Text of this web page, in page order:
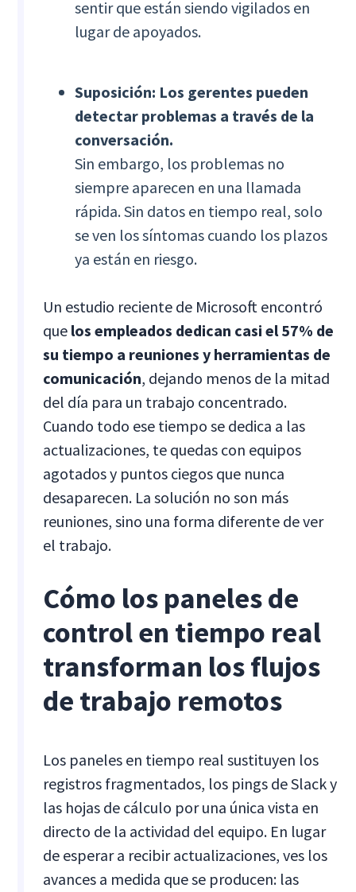
sentir que están siendo vigilados en
lugar de apoyados.
Suposición: Los gerentes pueden
detectar problemas a través de la
conversación.
Sin embargo, los problemas no
siempre aparecen en una llamada
rápida. Sin datos en tiempo real, solo
se ven los síntomas cuando los plazos
ya están en riesgo.
Un estudio reciente de Microsoft encontró
que los empleados dedican casi el 57% de
su tiempo a reuniones y herramientas de
comunicación, dejando menos de la mitad
del día para un trabajo concentrado.
Cuando todo ese tiempo se dedica a las
actualizaciones, te quedas con equipos
agotados y puntos ciegos que nunca
desaparecen. La solución no son más
reuniones, sino una forma diferente de ver
el trabajo.
Cómo los paneles de
control en tiempo real
transforman los flujos
de trabajo remotos
Los paneles en tiempo real sustituyen los
registros fragmentados, los pings de Slack y
las hojas de cálculo por una única vista en
directo de la actividad del equipo. En lugar
de esperar a recibir actualizaciones, ves los
avances a medida que se producen: las